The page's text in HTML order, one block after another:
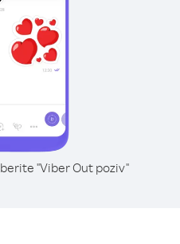
"Viber Out poziv"